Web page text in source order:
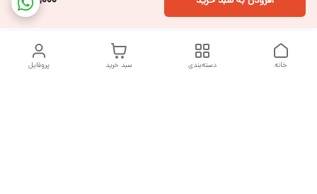
پروفایل سبد خرید دسته‌بندی خانه